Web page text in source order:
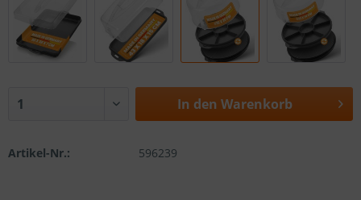
In den Warenkorb
Artikel-Nr.: 596239